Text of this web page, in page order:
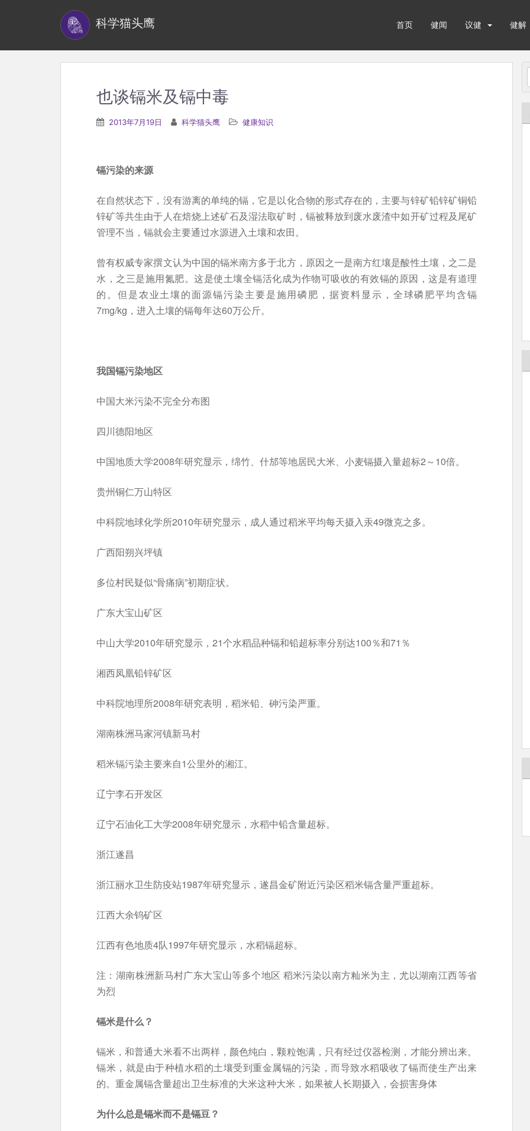
科学猫头鹰 首页 健闻 议健 健解
也谈镉米及镉中毒
2013年7月19日 科学猫头鹰 健康知识
镉污染的来源
在自然状态下，没有游离的单纯的镉，它是以化合物的形式存在的，主要与锌矿铅锌矿铜铅
锌矿等共生由于人在焙烧上述矿石及湿法取矿时，镉被释放到废水废渣中如开矿过程及尾矿
管理不当，镉就会主要通过水源进入土壤和农田。
曾有权威专家撰文认为中国的镉米南方多于北方，原因之一是南方红壤是酸性土壤，之二是
水，之三是施用氮肥。这是使土壤全镉活化成为作物可吸收的有效镉的原因，这是有道理
的。但是农业土壤的面源镉污染主要是施用磷肥，据资料显示，全球磷肥平均含镉
7mg/kg，进入土壤的镉每年达60万公斤。
我国镉污染地区
中国大米污染不完全分布图
四川德阳地区
中国地质大学2008年研究显示，绵竹、什邡等地居民大米、小麦镉摄入量超标2～10倍。
贵州铜仁万山特区
中科院地球化学所2010年研究显示，成人通过稻米平均每天摄入汞49微克之多。
广西阳朔兴坪镇
多位村民疑似“骨痛病”初期症状。
广东大宝山矿区
中山大学2010年研究显示，21个水稻品种镉和铅超标率分别达100％和71％
湘西凤凰铅锌矿区
中科院地理所2008年研究表明，稻米铅、砷污染严重。
湖南株洲马家河镇新马村
稻米镉污染主要来自1公里外的湘江。
辽宁李石开发区
辽宁石油化工大学2008年研究显示，水稻中铅含量超标。
浙江遂昌
浙江丽水卫生防疫站1987年研究显示，遂昌金矿附近污染区稻米镉含量严重超标。
江西大余钨矿区
江西有色地质4队1997年研究显示，水稻镉超标。
注：湖南株洲新马村广东大宝山等多个地区 稻米污染以南方籼米为主，尤以湖南江西等省
为烈
镉米是什么？
镉米，和普通大米看不出两样，颜色纯白，颗粒饱满，只有经过仪器检测，才能分辨出来。
镉米，就是由于种植水稻的土壤受到重金属镉的污染，而导致水稻吸收了镉而使生产出来
的。重金属镉含量超出卫生标准的大米这种大米，如果被人长期摄入，会损害身体
为什么总是镉米而不是镉豆？